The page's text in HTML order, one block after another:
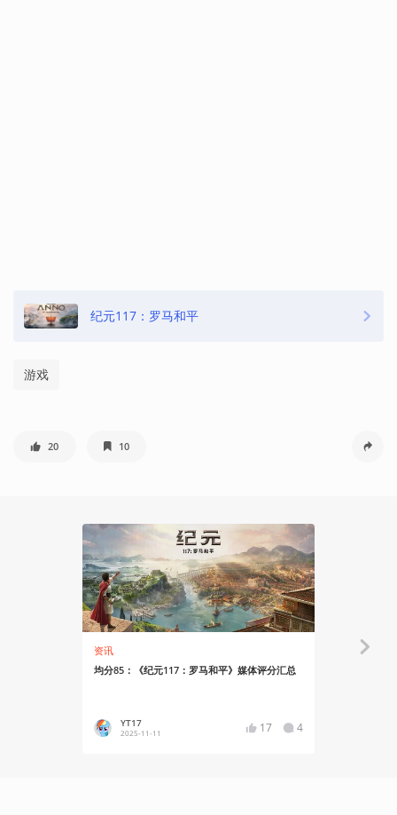
纪元117：罗马和平
游戏
20 10
资讯
均分85：《纪元117：罗马和平》媒体评分汇总
YT17
2025-11-11 17 4